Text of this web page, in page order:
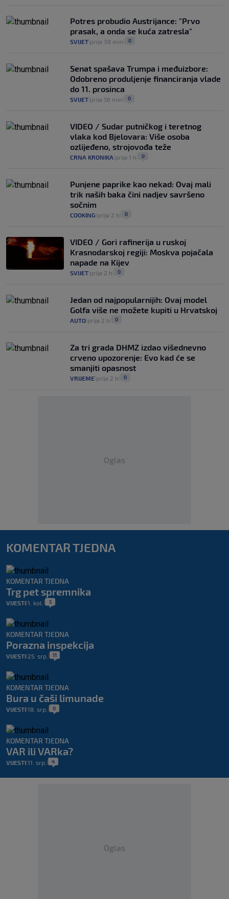
Potres probudio Austrijance: "Prvo
prasak, a onda se kuća zatresla"
SVIJET prije 38 min 0
Senat spašava Trumpa i međuizbore:
Odobreno produljenje financiranja vlade
do 11. prosinca
SVIJET prije 56 min 0
VIDEO / Sudar putničkog i teretnog
vlaka kod Bjelovara: Više osoba
ozlijeđeno, strojovođa teže
CRNA KRONIKA prije 1 h 0
Punjene paprike kao nekad: Ovaj mali
trik naših baka čini nadjev savršeno
sočnim
COOKING prije 2 h 0
VIDEO / Gori rafinerija u ruskoj
Krasnodarskoj regiji: Moskva pojačala
napade na Kijev
SVIJET prije 2 h 0
Jedan od najpopularnijih: Ovaj model
Golfa više ne možete kupiti u Hrvatskoj
AUTO prije 2 h 0
Za tri grada DHMZ izdao višednevno
crveno upozorenje: Evo kad će se
smanjiti opasnost
VRIJEME prije 2 h 0
Oglas
KOMENTAR TJEDNA
KOMENTAR TJEDNA
Trg pet spremnika
VIJESTI 1. kol. 5
KOMENTAR TJEDNA
Porazna inspekcija
VIJESTI 25. srp. 11
KOMENTAR TJEDNA
Bura u čaši limunade
VIJESTI 18. srp. 0
KOMENTAR TJEDNA
VAR ili VARka?
VIJESTI 11. srp. 4
Oglas